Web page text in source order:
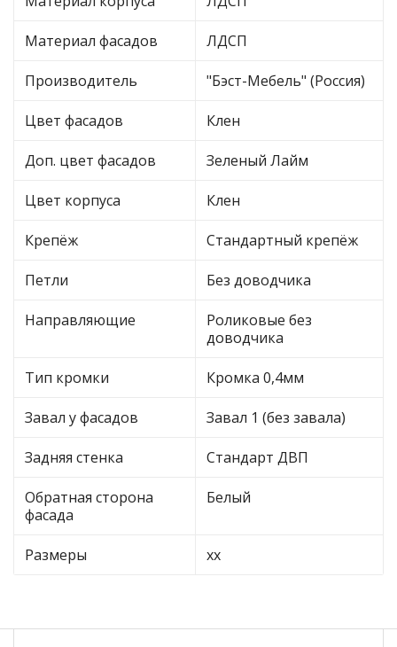
Материал фасадов ЛДСП
Производитель "Бэст-Мебель" (Россия)
Цвет фасадов Клен
Доп. цвет фасадов Зеленый Лайм
Цвет корпуса Клен
Крепёж Стандартный крепёж
Петли Без доводчика
Направляющие
Роликовые без
доводчика
Тип кромки Кромка 0,4мм
Завал у фасадов Завал 1 (без завала)
Задняя стенка Стандарт ДВП
Обратная сторона
фасада
Белый
Размеры хх